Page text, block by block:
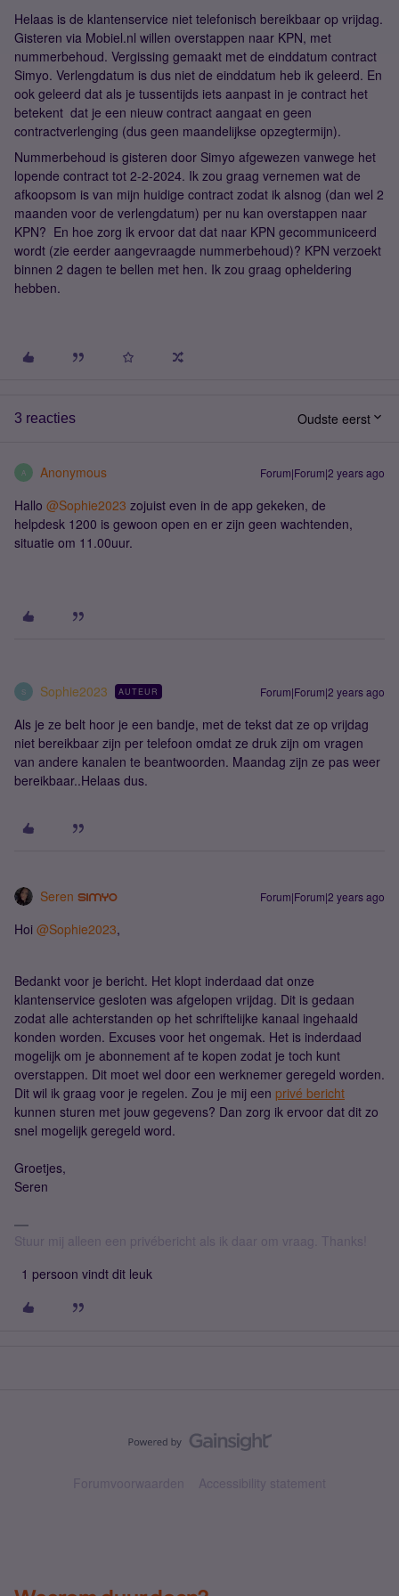
Helaas is de klantenservice niet telefonisch bereikbaar op vrijdag.
Gisteren via Mobiel.nl willen overstappen naar KPN, met
nummerbehoud. Vergissing gemaakt met de einddatum contract
Simyo. Verlengdatum is dus niet de einddatum heb ik geleerd. En
ook geleerd dat als je tussentijds iets aanpast in je contract het
betekent dat je een nieuw contract aangaat en geen
contractverlenging (dus geen maandelijkse opzegtermijn).
Nummerbehoud is gisteren door Simyo afgewezen vanwege het
lopende contract tot 2-2-2024. Ik zou graag vernemen wat de
afkoopsom is van mijn huidige contract zodat ik alsnog (dan wel 2
maanden voor de verlengdatum) per nu kan overstappen naar
KPN? En hoe zorg ik ervoor dat dat naar KPN gecommuniceerd
wordt (zie eerder aangevraagde nummerbehoud)? KPN verzoekt
binnen 2 dagen te bellen met hen. Ik zou graag opheldering
hebben.
3 reacties Oudste eerst
A Anonymous Forum|Forum|2 years ago
Hallo @Sophie2023 zojuist even in de app gekeken, de
helpdesk 1200 is gewoon open en er zijn geen wachtenden,
situatie om 11.00uur.
S Sophie2023 AUTEUR Forum|Forum|2 years ago
Als je ze belt hoor je een bandje, met de tekst dat ze op vrijdag
niet bereikbaar zijn per telefoon omdat ze druk zijn om vragen
van andere kanalen te beantwoorden. Maandag zijn ze pas weer
bereikbaar..Helaas dus.
Seren Forum|Forum|2 years ago
Hoi @Sophie2023,
Bedankt voor je bericht. Het klopt inderdaad dat onze
klantenservice gesloten was afgelopen vrijdag. Dit is gedaan
zodat alle achterstanden op het schriftelijke kanaal ingehaald
konden worden. Excuses voor het ongemak. Het is inderdaad
mogelijk om je abonnement af te kopen zodat je toch kunt
overstappen. Dit moet wel door een werknemer geregeld worden.
Dit wil ik graag voor je regelen. Zou je mij een privé bericht
kunnen sturen met jouw gegevens? Dan zorg ik ervoor dat dit zo
snel mogelijk geregeld word.
Groetjes,
Seren
Stuur mij alleen een privébericht als ik daar om vraag. Thanks!
1 persoon vindt dit leuk
Forumvoorwaarden Accessibility statement